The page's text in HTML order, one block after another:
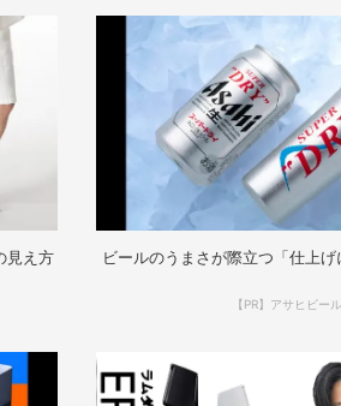
見え方
ビールのうまさが際立つ「仕上げ
【PR】アサヒビール